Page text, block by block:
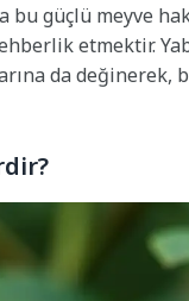
bu güçlü meyve
etmektir.
da değinerek,